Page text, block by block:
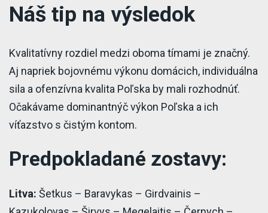
Náš tip na výsledok
Kvalitatívny rozdiel medzi oboma tímami je značný.
Aj napriek bojovnému výkonu domácich, individuálna
sila a ofenzívna kvalita Poľska by mali rozhodnúť.
Očakávame dominantnýč výkon Poľska a ich
víťazstvo s čistým kontom.
Predpokladané zostavy:
Litva: Šetkus – Baravykas – Girdvainis –